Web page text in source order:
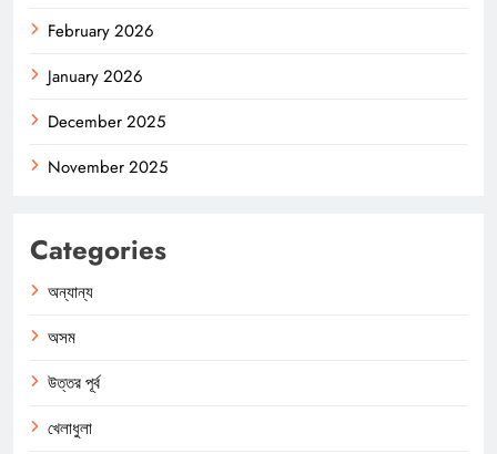
February 2026
January 2026
December 2025
November 2025
Categories
অন্যান্য
অসম
উত্তর পূর্ব
খেলাধুলা